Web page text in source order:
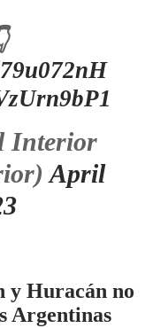
Interior
April
y Huracán no
Argentinas